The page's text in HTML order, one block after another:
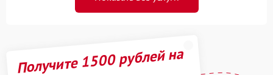
Получите 1500 рублей на